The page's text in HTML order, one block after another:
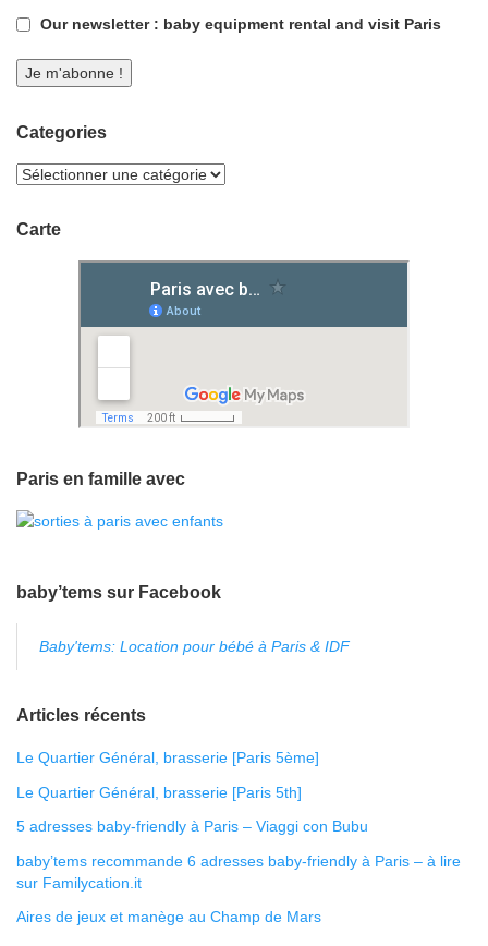
Our newsletter : baby equipment rental and visit Paris
Categories
Carte
Paris en famille avec
baby’tems sur Facebook
Baby'tems: Location pour bébé à Paris & IDF
Articles récents
Le Quartier Général, brasserie [Paris 5ème]
Le Quartier Général, brasserie [Paris 5th]
5 adresses baby-friendly à Paris – Viaggi con Bubu
baby’tems recommande 6 adresses baby-friendly à Paris – à lire
sur Familycation.it
Aires de jeux et manège au Champ de Mars